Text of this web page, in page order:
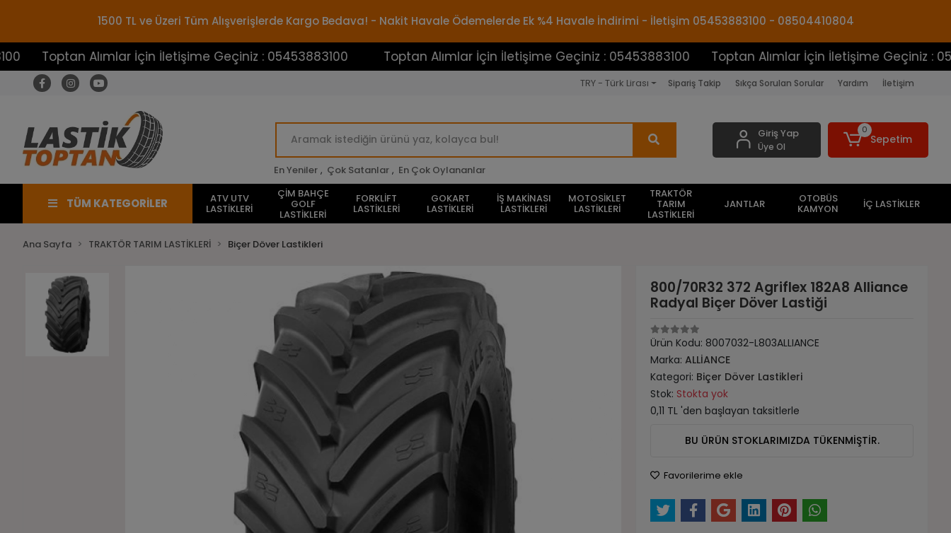
1500 TL ve Üzeri Tüm Alışverişlerde Kargo Bedava! - Nakit Havale Ödemelerde Ek %4 Havale İndirimi - İletişim 05453883100 - 08504410804
Alımlar İçin İletişime Geçiniz : 05453883100 Toptan Alımlar İçin İletişime Geçiniz : 05453883100 Toptan Alımlar İçin İletişime Geçiniz :
TRY - Türk Lirası Sipariş Takip Sıkça Sorulan Sorular Yardım İletişim
En Yeniler , Çok Satanlar , En Çok Oylananlar
Giriş Yap
Üye Ol
0
Sepetim
TÜM KATEGORİLER ATV UTV
LASTİKLERİ
ÇİM BAHÇE
GOLF
LASTİKLERİ
FORKLİFT
LASTİKLERİ
GOKART
LASTİKLERİ
İŞ MAKİNASI
LASTİKLERİ
MOTOSİKLET
LASTİKLERİ
TRAKTÖR
TARIM
LASTİKLERİ
JANTLAR OTOBÜS
KAMYON İÇ LASTİKLER
Ana Sayfa TRAKTÖR TARIM LASTİKLERİ Biçer Döver Lastikleri
800/70R32 372 Agriflex 182A8 Alliance
Radyal Biçer Döver Lastiği
Ürün Kodu: 8007032-L803ALLIANCE
Marka:ALLİANCE
Kategori: Biçer Döver Lastikleri
Stok: Stokta yok
0,11 TL 'den başlayan taksitlerle
BU ÜRÜN STOKLARIMIZDA TÜKENMİŞTİR.
Favorilerime ekle